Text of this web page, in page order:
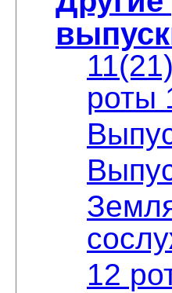
роты
12